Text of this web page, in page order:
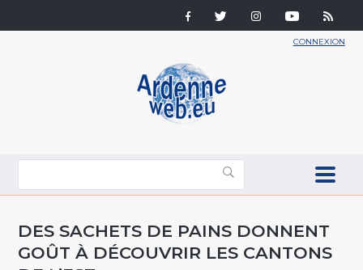
CONNEXION
DES SACHETS DE PAINS DONNENT
GOÛT À DÉCOUVRIR LES CANTONS